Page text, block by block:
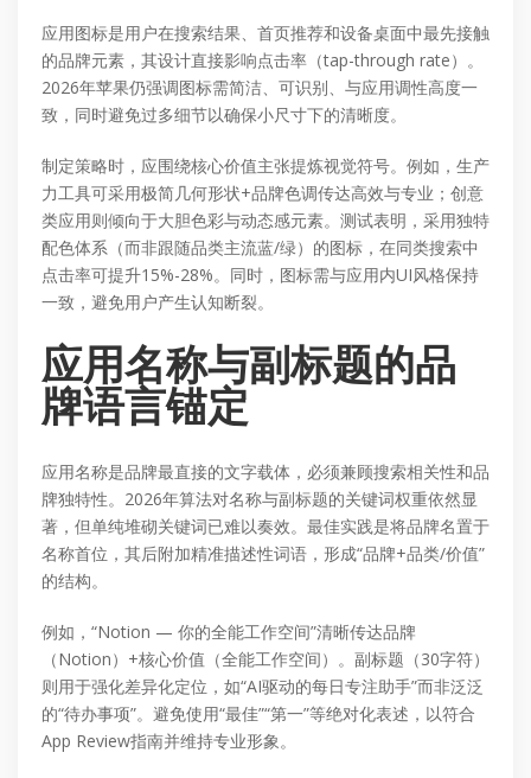
应用图标是用户在搜索结果、首页推荐和设备桌面中最先接触
的品牌元素，其设计直接影响点击率（tap-through rate）。
2026年苹果仍强调图标需简洁、可识别、与应用调性高度一
致，同时避免过多细节以确保小尺寸下的清晰度。
制定策略时，应围绕核心价值主张提炼视觉符号。例如，生产
力工具可采用极简几何形状+品牌色调传达高效与专业；创意
类应用则倾向于大胆色彩与动态感元素。测试表明，采用独特
配色体系（而非跟随品类主流蓝/绿）的图标，在同类搜索中
点击率可提升15%-28%。同时，图标需与应用内UI风格保持
一致，避免用户产生认知断裂。
应用名称与副标题的品
牌语言锚定
应用名称是品牌最直接的文字载体，必须兼顾搜索相关性和品
牌独特性。2026年算法对名称与副标题的关键词权重依然显
著，但单纯堆砌关键词已难以奏效。最佳实践是将品牌名置于
名称首位，其后附加精准描述性词语，形成“品牌+品类/价值”
的结构。
例如，“Notion — 你的全能工作空间”清晰传达品牌
（Notion）+核心价值（全能工作空间）。副标题（30字符）
则用于强化差异化定位，如“AI驱动的每日专注助手”而非泛泛
的“待办事项”。避免使用“最佳”“第一”等绝对化表述，以符合
App Review指南并维持专业形象。